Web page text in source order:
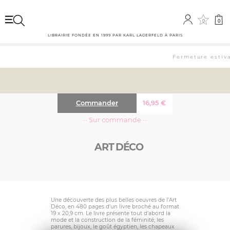
0 0
LIBRAIRIE FONDÉE EN 1999 PAR KARL LAGERFELD À PARIS
Fermeture
ART DÉCO
16,95€
Commander
··· Sur commande ···
Une découverte des plus belles oeuvres de l’Art
Déco, en 480 pages d’un livre broché au format
19 x 20,9 cm. Le livre présente tout d’abord la
mode et la construction de la féminité; les
parures, bijoux, le goût égyptien, les chapeaux